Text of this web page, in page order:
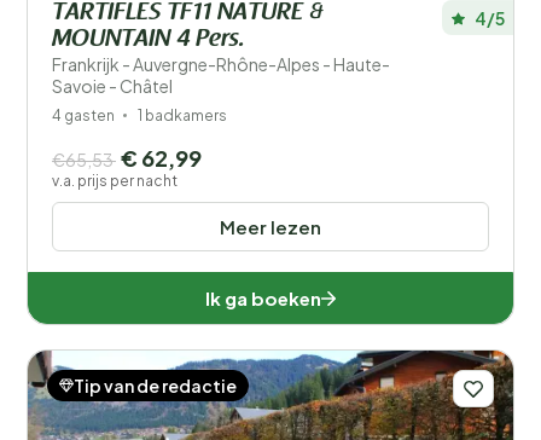
TARTIFLES TF11 NATURE &
MOUNTAIN 4 Pers.
Frankrijk - Auvergne-Rhône-Alpes - Haute-
Savoie - Châtel
4/5
4 gasten 1 badkamers
Meer lezen
€65,53 € 62,99
v.a. prijs per nacht
Ik ga boeken
Tip van de redactie